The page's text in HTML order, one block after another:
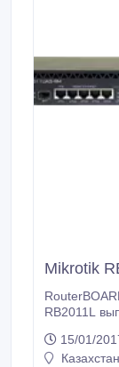
Mikrotik
RB2011L
Ethernet LAN портов, SFP
входит в комплект!), но
15/01/